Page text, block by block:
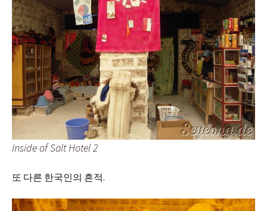
Inside of Salt Hotel 2
또 다른 한국인의 흔적.